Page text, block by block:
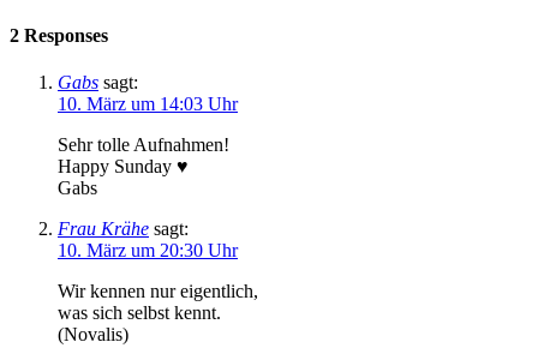
2 Responses
Gabs sagt:
10. März um 14:03 Uhr
Sehr tolle Aufnahmen!
Happy Sunday ♥
Gabs
Frau Krähe sagt:
10. März um 20:30 Uhr
Wir kennen nur eigentlich,
was sich selbst kennt.
(Novalis)